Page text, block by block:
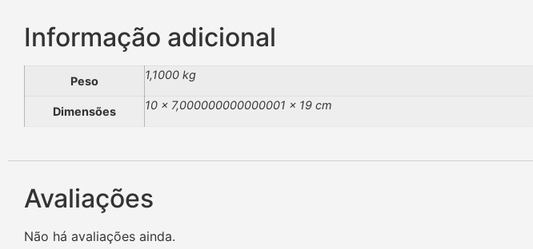
Informação adicional
Peso 1,1000 kg
Dimensões 10 × 7,000000000000001 × 19 cm
Avaliações
Não há avaliações ainda.